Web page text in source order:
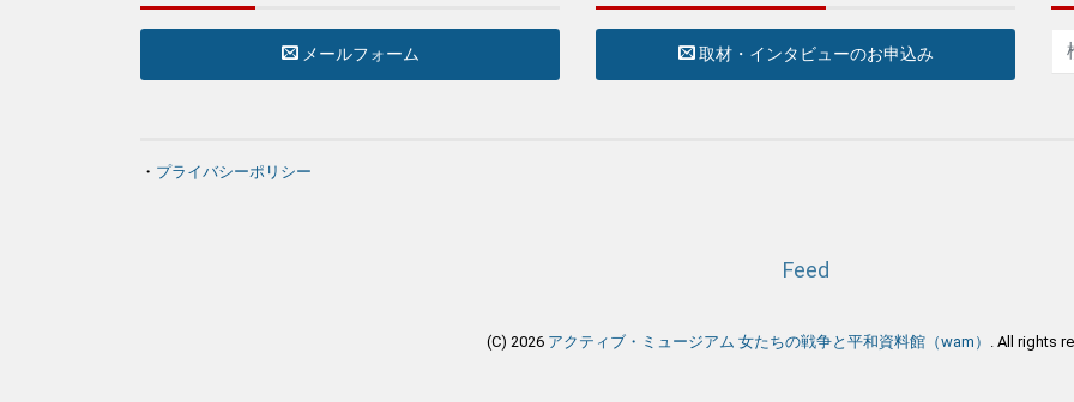
メールフォーム 取材・インタビューのお申込み
・ プライバシーポリシー
Feed
(C) 2026 アクティブ・ミュージアム 女たちの戦争と平和資料館（wam） . All rights